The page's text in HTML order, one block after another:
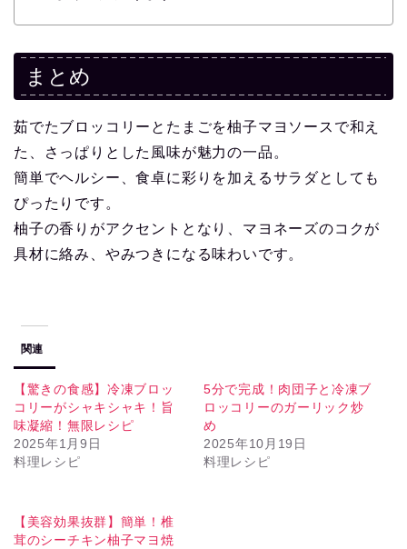
まとめ
茹でたブロッコリーとたまごを柚子マヨソースで和え
た、さっぱりとした風味が魅力の一品。
簡単でヘルシー、食卓に彩りを加えるサラダとしても
ぴったりです。
柚子の香りがアクセントとなり、マヨネーズのコクが
具材に絡み、やみつきになる味わいです。
関連
【驚きの食感】冷凍ブロッ
コリーがシャキシャキ！旨
味凝縮！無限レシピ
2025年1月9日
料理レシピ
5分で完成！肉団子と冷凍ブ
ロッコリーのガーリック炒
め
2025年10月19日
料理レシピ
【美容効果抜群】簡単！椎
茸のシーチキン柚子マヨ焼